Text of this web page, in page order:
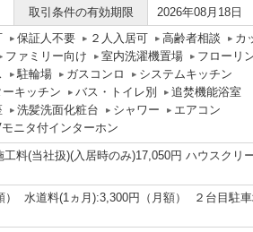
取引条件の有効期限 2026年08月18日
保証人不要 ２人入居可 高齢者相談
カ
ファミリー向け 室内洗濯機置場
フローリ
駐輪場 ガスコンロ
システムキッチン
キッチン バス・トイレ別
追焚機能浴室
洗髪洗面化粧台 シャワー
エアコン
ニタ付インターホン
工料(当社扱)(入居時のみ)17,050円 ハウスクリ
） 水道料(1ヵ月):3,300円（月額） ２台目駐車